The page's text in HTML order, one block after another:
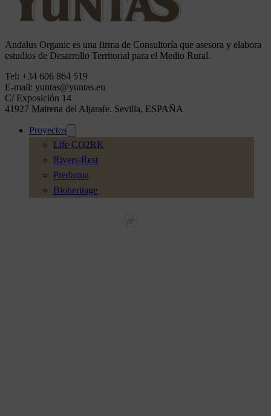
Andalus Organic es una firma de Consultoría que asesora y elabora
estudios de Desarrollo Territorial para el Medio Rural.
Tel: +34 606 864 519
E-mail: yuntas@yuntas.eu
C/ Exposición 14
41927 Mairena del Aljarafe. Sevilla, ESPAÑA
Proyectos
Life CO2RK
Rivers-Rest
Predaqua
Bioheritage